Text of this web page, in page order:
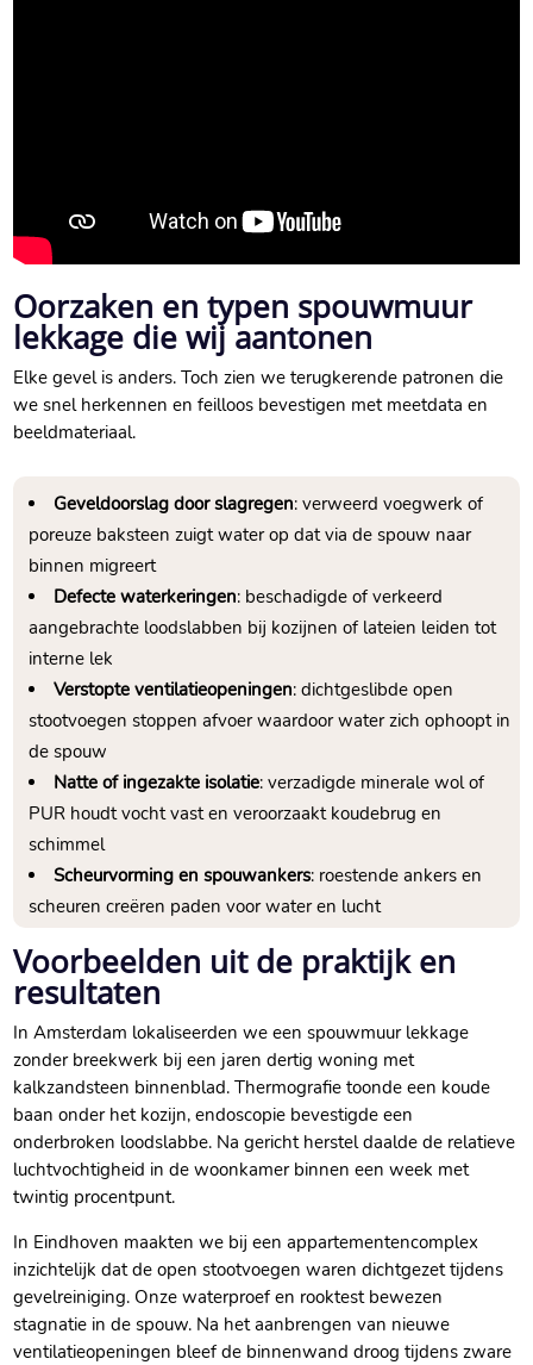
Oorzaken en typen spouwmuur
lekkage die wij aantonen
Elke gevel is anders.​ Toch zien we terugkerende patronen die
we snel herkennen en feilloos bevestigen met meetdata en
beeldmateriaal.​
Geveldoorslag door slagregen: verweerd voegwerk of
poreuze baksteen zuigt water op dat via de spouw naar
binnen migreert
Defecte waterkeringen: beschadigde of verkeerd
aangebrachte loodslabben bij kozijnen of lateien leiden tot
interne lek
Verstopte ventilatieopeningen: dichtgeslibde open
stootvoegen stoppen afvoer waardoor water zich ophoopt in
de spouw
Natte of ingezakte isolatie: verzadigde minerale wol of
PUR houdt vocht vast en veroorzaakt koudebrug en
schimmel
Scheurvorming en spouwankers: roestende ankers en
scheuren creëren paden voor water en lucht
Voorbeelden uit de praktijk en
resultaten
In Amsterdam lokaliseerden we een spouwmuur lekkage
zonder breekwerk bij een jaren dertig woning met
kalkzandsteen binnenblad.​ Thermografie toonde een koude
baan onder het kozijn, endoscopie bevestigde een
onderbroken loodslabbe.​ Na gericht herstel daalde de relatieve
luchtvochtigheid in de woonkamer binnen een week met
twintig procentpunt.​
In Eindhoven maakten we bij een appartementencomplex
inzichtelijk dat de open stootvoegen waren dichtgezet tijdens
gevelreiniging.​ Onze waterproef en rooktest bewezen
stagnatie in de spouw.​ Na het aanbrengen van nieuwe
ventilatieopeningen bleef de binnenwand droog tijdens zware